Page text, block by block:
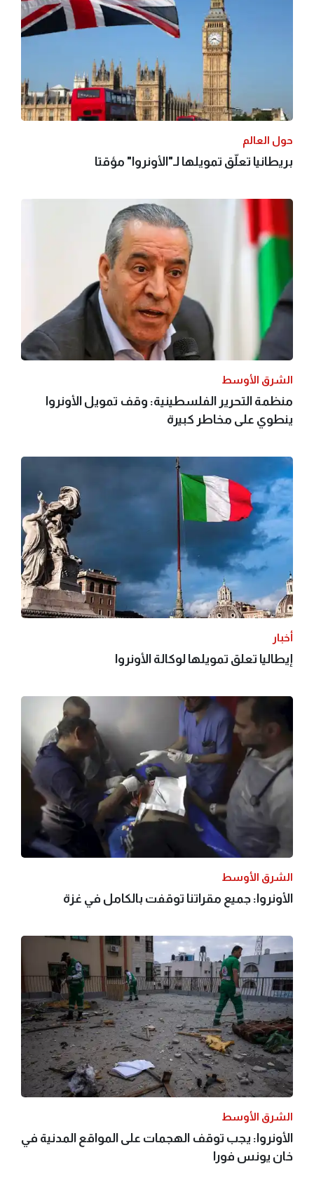
حول العالم
بريطانيا تعلّق تمويلها لـ"الأونروا" مؤقتا
الشرق الأوسط
منظمة التحرير الفلسطينية: وقف تمويل الأونروا
ينطوي على مخاطر كبيرة
أخبار
إيطاليا تعلق تمويلها لوكالة الأونروا
الشرق الأوسط
الأونروا: جميع مقراتنا توقفت بالكامل في غزة
الشرق الأوسط
الأونروا: يجب توقف الهجمات على المواقع المدنية في
خان يونس فورا